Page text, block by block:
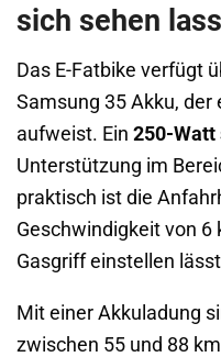
sich sehen
Das E-Fatbike verfügt
Samsung 35 Akku, der
aufweist. Ein 250-
Unterstützung im
praktisch ist die
Geschwindigkeit von 6
Gasgriff einstellen
Mit einer Akkuladung
zwischen 55 und 88